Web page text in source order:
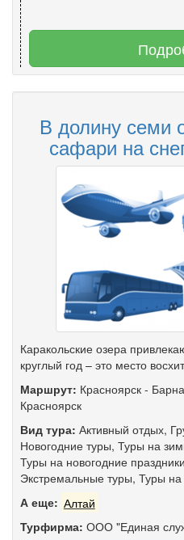
В долину семи
сафари на
Каракольские озера
круглый год – это место
Маршрут: Красноярск -
Красноярск
Вид тура: Активный отдых,
Новогодние туры, Туры на
Туры на новогодние праздники
Экстремальные туры, Туры на
А еще: Алтай
Турфирма: ООО "Единая